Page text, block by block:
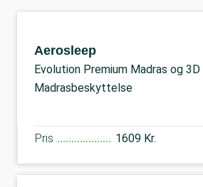
Aerosleep
Evolution Premium Madras og 3D
Madrasbeskyttelse
Pris 1609 Kr.